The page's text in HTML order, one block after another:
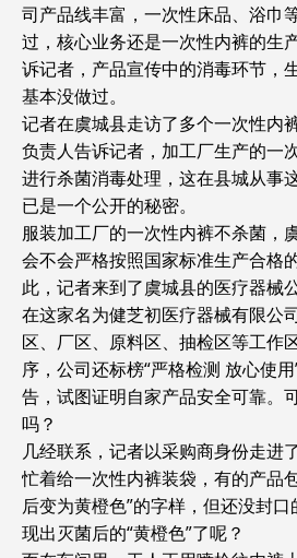
司产品线丰富，一次性床品、浴巾
过，核心业务还是一次性内裤的生
诉记者，产品宣传中的消毒环节，
基本没做过。
记者在虞城县走访了多个一次性内
负责人告诉记者，加工厂生产的一
进行杀菌消毒处理，这在县城从事
已是一个公开的秘密。
服装加工厂的一次性内裤不杀菌，
会不会严格按照国家标准生产合格
此，记者来到了虞城县的医疗器械
在这家名为健芝初医疗器械有限公
区、厂区、原料区、抽检区等工作
序，公司还标榜“严格检测 放心使
告，试图证明自家产品安全可靠。
吗？
几经联系，记者以采购商身份走进
忙着给一次性内裤装袋，有的产品
后变为黄橙色”的字样，但还没封
现出灭菌后的“黄橙色”了呢？